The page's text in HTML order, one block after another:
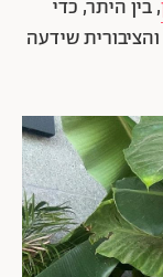
, בין היתר, כדי
שידעה